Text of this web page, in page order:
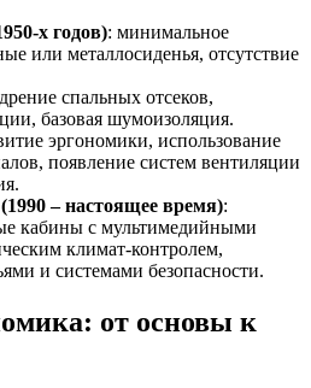
х годов): минимальное
или металлосиденья, отсутствие
спальных отсеков,
базовая шумоизоляция.
эргономики, использование
появление систем вентиляции
– настоящее время):
кабины с мультимедийными
климат-контролем,
и системами безопасности.
от основы к